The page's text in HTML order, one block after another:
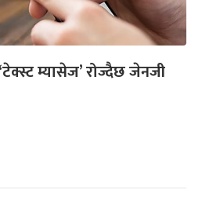
म्यासेज’ रोज्दैछ जेनजी